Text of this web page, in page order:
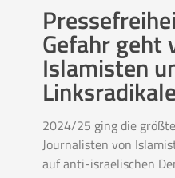
Gefahr geht
Islamisten
2024/25 ging die
Journalisten von
auf anti-israelischen